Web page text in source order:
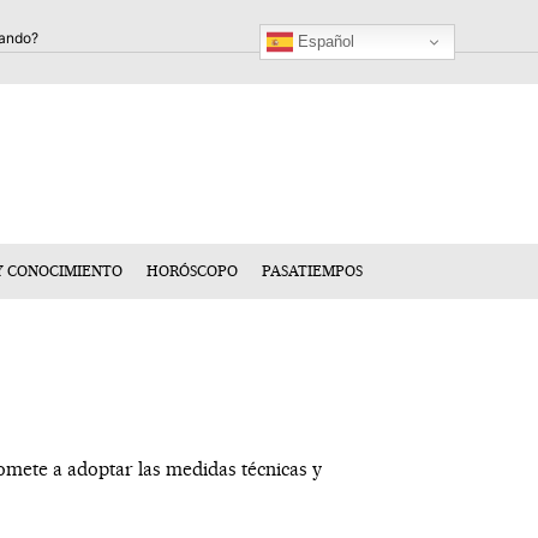
Español
CONOCIMIENTO HORÓSCOPO PASATIEMPOS
a adoptar las medidas técnicas y